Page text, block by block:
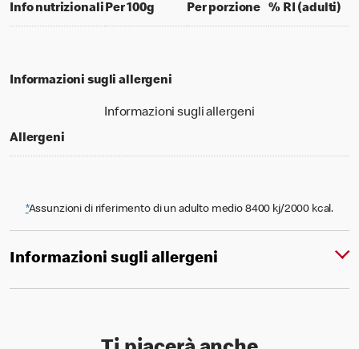
Info nutrizionaliPer 100gper 100 grams
Per porzioneper portion
% RI (adulti)
Informazioni sugli allergeni
Informazioni sugli allergeni
Allergeni
*Assunzioni di riferimento di un adulto medio 8400 kj/2000 kcal.
Informazioni sugli allergeni